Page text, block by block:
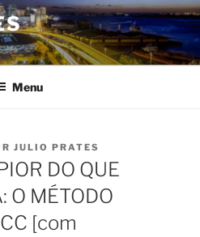
Menu
JULIO PRATES
DO QUE
O MÉTODO
[com